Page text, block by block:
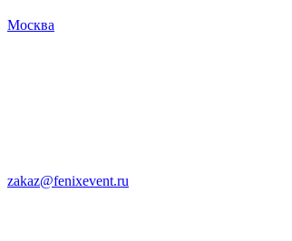
Москва
zakaz@fenixevent.ru